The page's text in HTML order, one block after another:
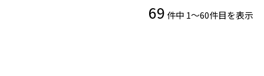
69 件中 1～60件目を表示